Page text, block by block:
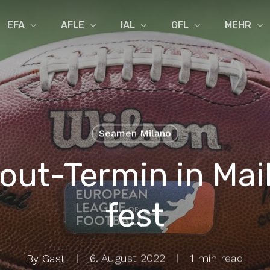
EFA AFLE IAL GFL MEHR
Seamen Milano
Termin in
fest
By Gast 6. August 2022 1 min read